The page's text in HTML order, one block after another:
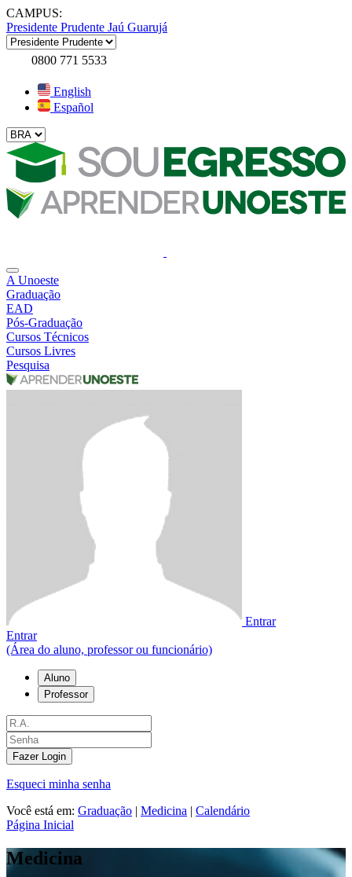
CAMPUS:
Presidente Prudente Jaú Guarujá
0800 771 5533
English
Español
A Unoeste
Graduação
EAD
Pós-Graduação
Cursos Técnicos
Cursos Livres
Pesquisa
Entrar
Entrar
(Área do aluno, professor ou funcionário)
Aluno
Professor
Fazer Login
Esqueci minha senha
Você está em: Graduação | Medicina | Calendário
Página Inicial
Medicina